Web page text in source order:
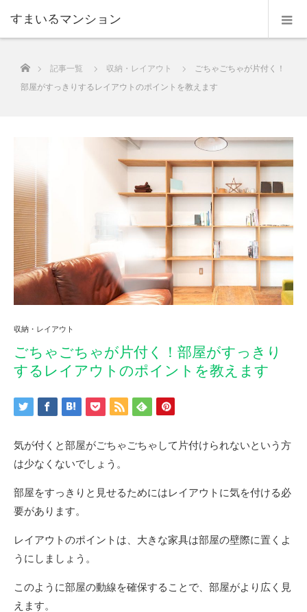
すまいるマンション
ホーム記事一覧 収納・レイアウト
ごちゃごちゃが片付く！
部屋がすっきりするレイアウトのポイントを教えます
収納・レイアウト
ごちゃごちゃが片付く！部屋がすっきり
するレイアウトのポイントを教えます
気が付くと部屋がごちゃごちゃして片付けられないという方
は少なくないでしょう。
部屋をすっきりと見せるためにはレイアウトに気を付ける必
要があります。
レイアウトのポイントは、大きな家具は部屋の壁際に置くよ
うにしましょう。
このように部屋の動線を確保することで、部屋がより広く見
えます。